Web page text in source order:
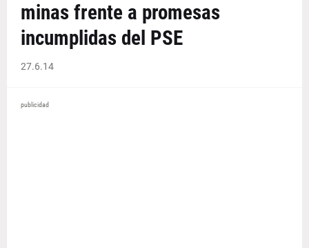
minas frente a promesas
incumplidas del PSE
27.6.14
publicidad